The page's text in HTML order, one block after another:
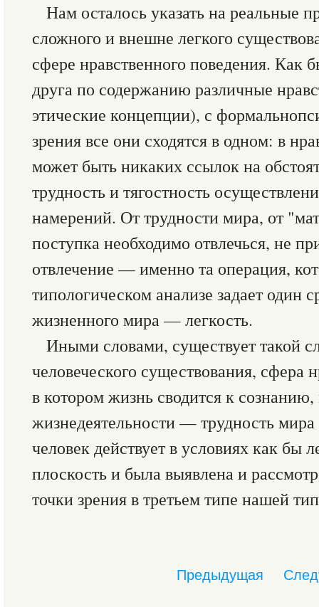
Нам осталось указать на реальные
сложного и внешне легкого
сфере нравственного поведения. Как
друга по содержанию различные
этические концепции), с
зрения все они сходятся в одном: в
может быть никаких ссылок на
трудность и тягостность
намерений. От трудности мира, от
поступка необходимо отвлечься, не
отвлечение — именно та операция,
типологическом анализе задает один
жизненного мира — легкость.
Иными словами, существует такой
человеческого существования, сфера
в котором жизнь сводится к сознанию,
жизнедеятельности — трудность
человек действует в условиях как бы
плоскость и была выявлена и
точки зрения в третьем типе нашей
Предыдущая